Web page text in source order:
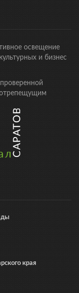
освещение
и бизнес
края